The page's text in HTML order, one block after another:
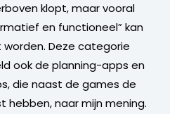
klopt, maar vooral
en functioneel” kan
Deze categorie
ook de planning-apps en
die naast de games de
naar mijn mening.